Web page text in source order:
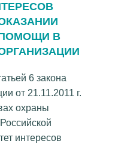
6 закона
от 21.11.2011 г.
охраны
интересов
В